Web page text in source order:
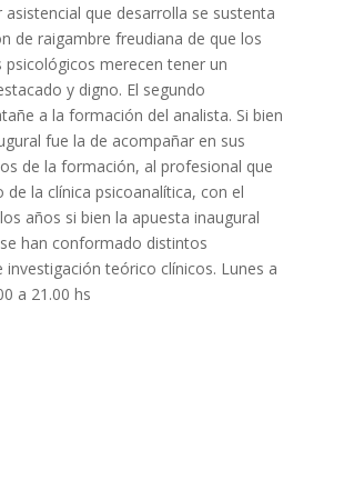
asistencial que desarrolla se sustenta
de raigambre freudiana de que los
psicológicos merecen tener un
y digno. El segundo
a la formación del analista. Si bien
fue la de acompañar en sus
de la formación, al profesional que
de la clínica psicoanalítica, con el
años si bien la apuesta inaugural
han conformado distintos
investigación teórico clínicos. Lunes a
a 21.00 hs